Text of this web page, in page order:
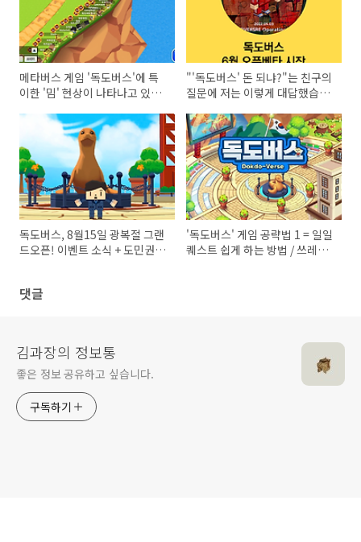
메타버스 게임 '독도버스'에 특
이한 '밈' 현상이 나타나고 있다!
"'독도버스' 돈 되냐?"는 친구의
질문에 저는 이렇게 대답했습니
독도버스, 8월15일 광복절 그랜
드오픈! 이벤트 소식 + 도민권
'독도버스' 게임 공략법 1 = 일일
퀘스트 쉽게 하는 방법 / 쓰레기
댓글
김과장의 정보통
좋은 정보 공유하고 싶습니다.
구독하기